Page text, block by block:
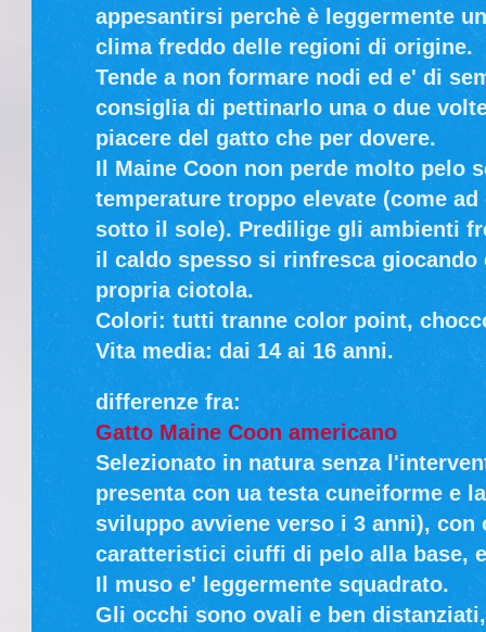
appesantirsi perchè è leggermente
clima freddo delle regioni di origine.
Tende a non formare nodi ed e' di
consiglia di pettinarlo una o due
piacere del gatto che per dovere.
Il Maine Coon non perde molto pelo
temperature troppo elevate (come
sotto il sole). Predilige gli ambienti
il caldo spesso si rinfresca giocando
propria ciotola.
Colori: tutti tranne color point,
Vita media: dai 14 ai 16 anni.
differenze fra:
Gatto Maine Coon americano
Selezionato in natura senza
presenta con ua testa cuneiforme e
sviluppo avviene verso i 3 anni), con
caratteristici ciuffi di pelo alla base,
Il muso e' leggermente squadrato.
Gli occhi sono ovali e ben